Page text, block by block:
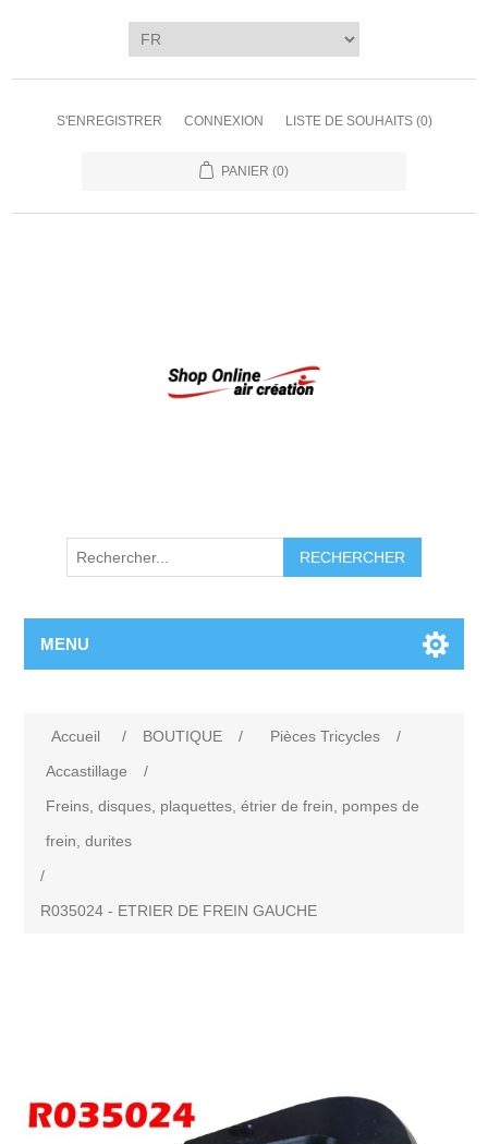
S'ENREGISTRER CONNEXION LISTE DE SOUHAITS (0)
PANIER (0)
RECHERCHER
MENU
Accueil / BOUTIQUE / Pièces Tricycles
/
Accastillage
/
Freins, disques, plaquettes, étrier de frein, pompes de
frein, durites
/
R035024 - ETRIER DE FREIN GAUCHE